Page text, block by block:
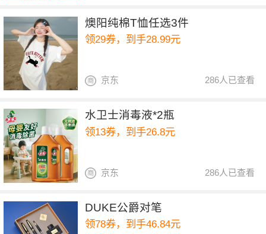
燠阳纯棉T恤任选3件
领29券，到手28.99元
286人已查看
京东
水卫士消毒液*2瓶
领13券，到手26.8元
286人已查看
京东
DUKE公爵对笔
领78券，到手46.84元